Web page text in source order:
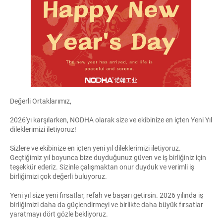
Değerli Ortaklarımız,
2026'yı karşılarken, NODHA olarak size ve ekibinize en içten Yeni Yıl
dileklerimizi iletiyoruz!
Sizlere ve ekibinize en içten yeni yıl dileklerimizi iletiyoruz.
Geçtiğimiz yıl boyunca bize duyduğunuz güven ve iş birliğiniz için
teşekkür ederiz. Sizinle çalışmaktan onur duyduk ve verimli iş
birliğimizi çok değerli buluyoruz.
Yeni yıl size yeni fırsatlar, refah ve başarı getirsin. 2026 yılında iş
birliğimizi daha da güçlendirmeyi ve birlikte daha büyük fırsatlar
yaratmayı dört gözle bekliyoruz.